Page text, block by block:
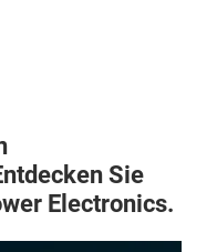
Sie
Electronics.